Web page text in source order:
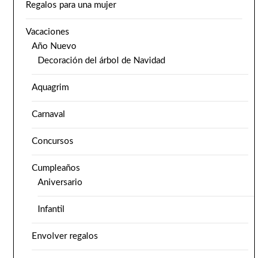
Regalos para una mujer
Vacaciones
Año Nuevo
Decoración del árbol de Navidad
Aquagrim
Carnaval
Concursos
Cumpleaños
Aniversario
Infantil
Envolver regalos